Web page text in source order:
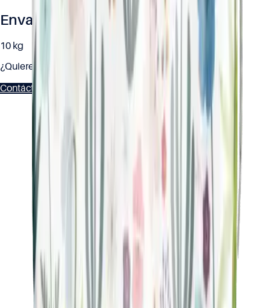
Envases disponibles
10 kg
¿Quiere trabajar con este producto?
Contáctenos